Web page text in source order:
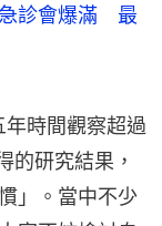
急診會爆滿 最
時間觀察超過
的研究結果，
」。當中不少